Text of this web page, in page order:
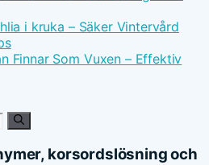
i kruka – Säker Vintervård
Finnar Som Vuxen – Effektiv
korsordslösning och